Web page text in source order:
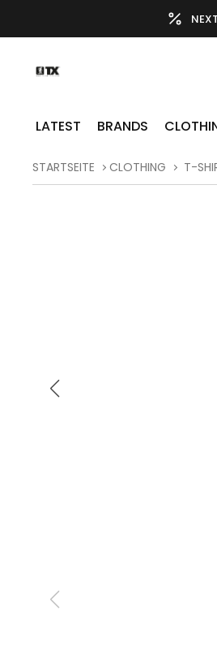
LATEST BRANDS
STARTSEITE CLOTHING T-